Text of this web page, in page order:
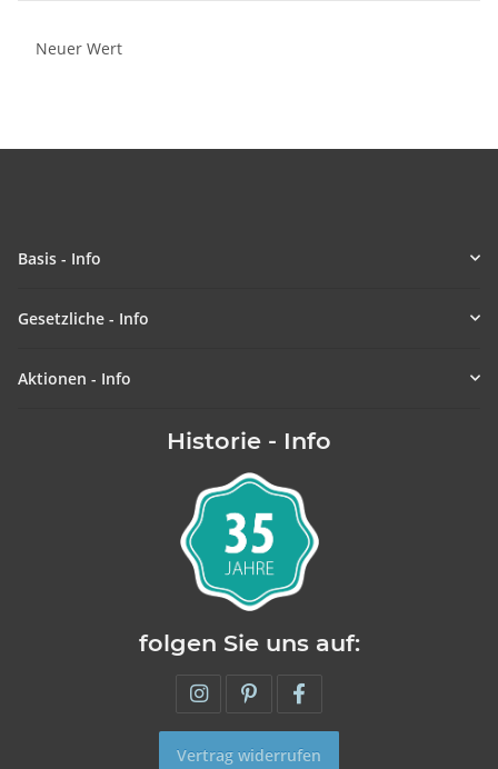
Neuer Wert
Basis - Info
Gesetzliche - Info
Aktionen - Info
Historie - Info
folgen Sie uns auf:
Vertrag widerrufen